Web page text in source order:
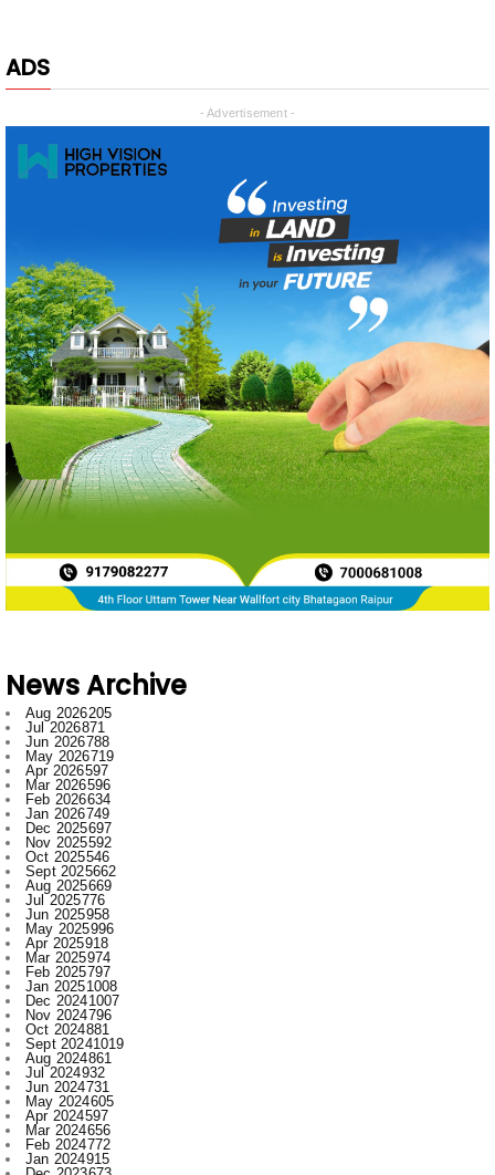
News Archive
Jun 2026
788
May 2026719
Apr 2026597
Mar 2026596
Feb 2026634
Jan 2026749
Dec 2025697
Nov 2025592
Oct 2025546
Sept 2025662
Aug 2025669
Jul 2025776
Jun 2025958
May 2025996
Apr 2025918
Mar 2025974
Feb 2025797
Jan 20251008
Dec 20241007
Nov 2024796
Oct 2024881
Sept 20241019
Aug 2024861
Jul 2024932
Jun 2024731
May 2024605
Apr 2024597
Mar 2024656
Feb 2024772
Jan 2024915
Dec 2023673
Nov 2023554
Oct 2023709
Sept 2023707
Aug 2023520